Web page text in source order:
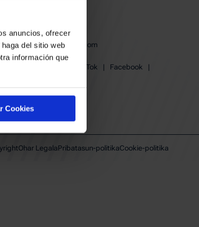
anuncios, ofrecer
del sitio web
información que
Cookies
baskonia@baskonia.com
Tel.+34 945 139 191
TikTok | Facebook
|
Ohar LegalaPribatasun-politikaCookie-politika